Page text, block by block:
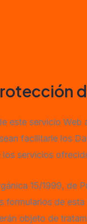
este servicio
facilitarle los
servicios
15/1999, de
de
objeto de